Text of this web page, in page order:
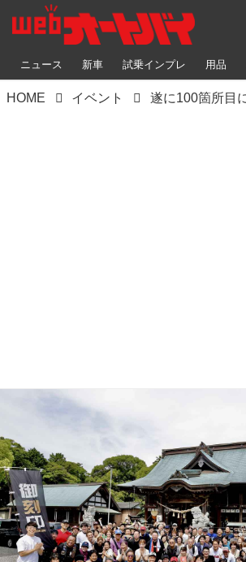
ニュース 新車 試乗インプレ 用品
HOME イベント